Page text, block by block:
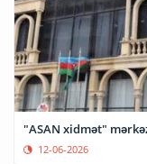
"ASAN xidmət"
12-06-2026